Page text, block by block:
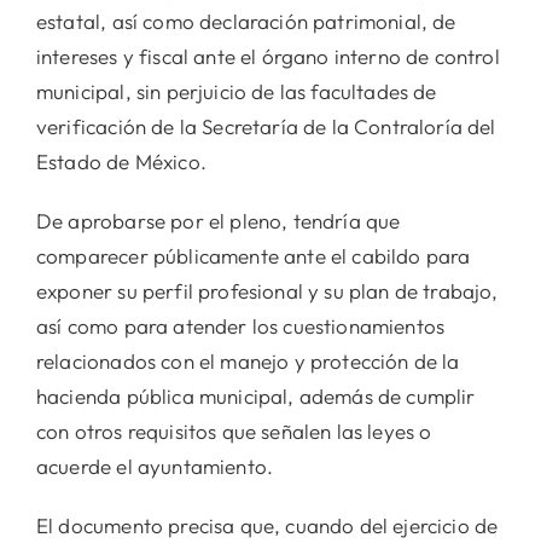
estatal, así como declaración patrimonial, de
intereses y fiscal ante el órgano interno de control
municipal, sin perjuicio de las facultades de
verificación de la Secretaría de la Contraloría del
Estado de México.
De aprobarse por el pleno, tendría que
comparecer públicamente ante el cabildo para
exponer su perfil profesional y su plan de trabajo,
así como para atender los cuestionamientos
relacionados con el manejo y protección de la
hacienda pública municipal, además de cumplir
con otros requisitos que señalen las leyes o
acuerde el ayuntamiento.
El documento precisa que, cuando del ejercicio de